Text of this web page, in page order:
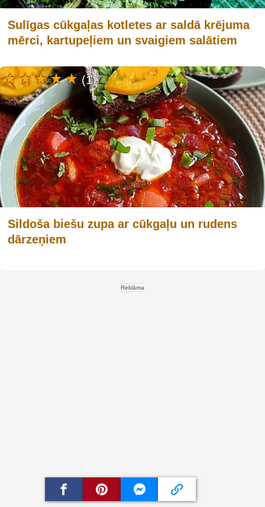
Sulīgas cūkgaļas kotletes ar saldā krējuma
mērci, kartupeļiem un svaigiem salātiem
Sildoša biešu zupa ar cūkgaļu un rudens
dārzeņiem
(1)
Reklāma